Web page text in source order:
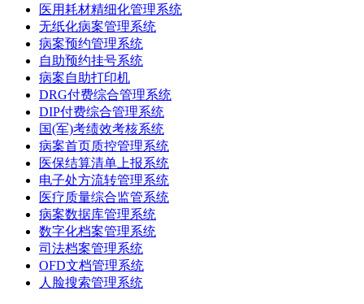
医用耗材精细化管理系统
无纸化病案管理系统
病案预约管理系统
自助预约挂号系统
病案自助打印机
DRG付费综合管理系统
DIP付费综合管理系统
国(军)考绩效考核系统
病案首页质控管理系统
医保结算清单上报系统
电子处方流转管理系统
医疗质量综合监管系统
病案数据库管理系统
数字化档案管理系统
司法档案管理系统
OFD文档管理系统
人脸搜索管理系统